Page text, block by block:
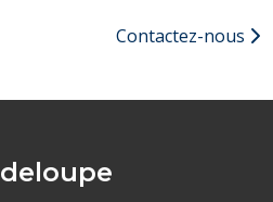
Contactez-nous